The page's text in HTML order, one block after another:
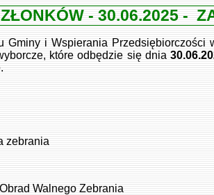
- 30.06.2025 -
i Wspierania Przedsiębiorczości
które odbędzie się dnia
zebrania
Walnego Zebrania